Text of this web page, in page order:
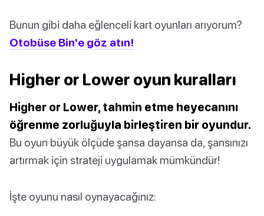
Bunun gibi daha eğlenceli kart oyunları arıyorum?
Otobüse Bin'e göz atın!
Higher or Lower oyun kuralları
Higher or Lower, tahmin etme heyecanını
öğrenme zorluğuyla birleştiren bir oyundur.
Bu oyun büyük ölçüde şansa dayansa da, şansınızı
artırmak için strateji uygulamak mümkündür!
İşte oyunu nasıl oynayacağınız: